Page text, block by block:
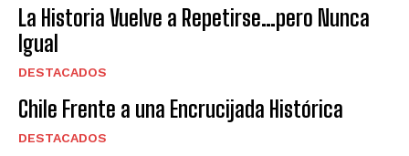
La Historia Vuelve a Repetirse…pero Nunca
Igual
DESTACADOS
Chile Frente a una Encrucijada Histórica
DESTACADOS